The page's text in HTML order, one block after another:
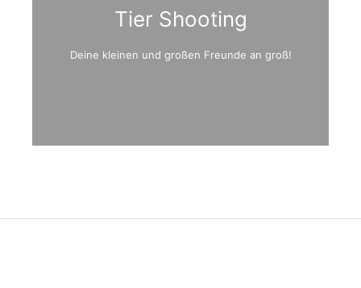
Tier Shooting
Deine kleinen und großen Freunde an groß!